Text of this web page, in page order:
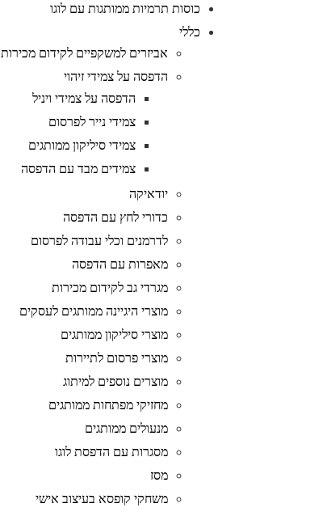
כוסות תרמיות ממותגות עם לוגו
כללי
אביזרים למשקפיים לקידום מכירות
הדפסה על צמידי זיהוי
הדפסה על צמידי ויניל
צמידי נייר לפרסום
צמידי סיליקון ממותגים
צמידים מבד עם הדפסה
יודאיקה
כדורי לחץ עם הדפסה
לדרמנים וכלי עבודה לפרסום
מאפרות עם הדפסה
מגרדי גב לקידום מכירות
מוצרי היגיינה ממותגים לעסקים
מוצרי סיליקון ממותגים
מוצרי פרסום לתיירות
מוצרים נוספים למיתוג
מחזיקי מפתחות ממותגים
מנעולים ממותגים
מסגרות עם הדפסת לוגו
מסז
משחקי קופסא בעיצוב אישי